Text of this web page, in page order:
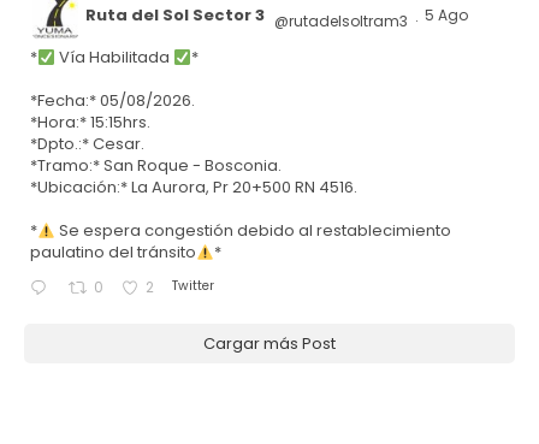
Ruta del Sol Sector 3 @rutadelsoltram3 · 5 Ago
* Vía Habilitada
*
*Fecha:* 05/08/2026.
*Hora:* 15:15hrs.
*Dpto.:* Cesar.
*Tramo:* San Roque - Bosconia.
*Ubicación:* La Aurora, Pr 20+500 RN 4516.
*
Se espera congestión debido al restablecimiento
paulatino del tránsito
*
0 2 Twitter
Cargar más Post